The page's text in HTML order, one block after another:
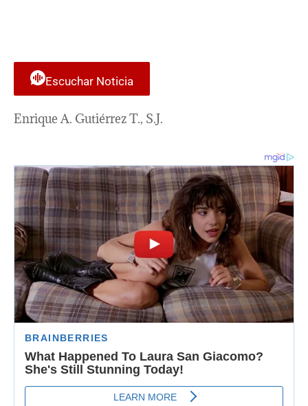
Escuchar Noticia
Enrique A. Gutiérrez T., S.J.